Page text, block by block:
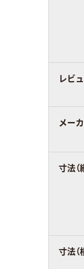
レビ
メー
寸法（
寸法（